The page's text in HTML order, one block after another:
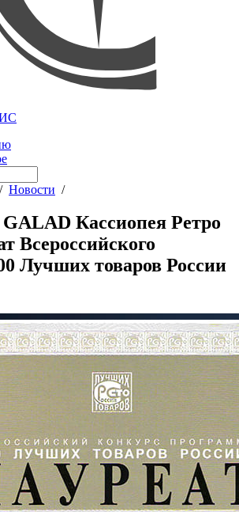
/ Новости /
Кассиопея Ретро
Всероссийского
Лучших товаров России